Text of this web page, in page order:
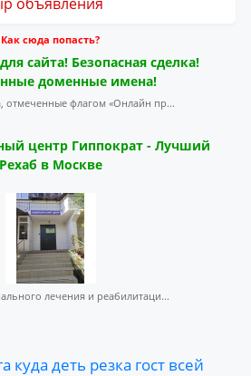
объявления
Как сюда попасть?
сайта! Безопасная сделка!
доменные имена!
отмеченные флагом «Онлайн пр...
центр Гиппократ - Лучший
Рехаб в Москве
лечения и реабилитаци...
куда деть резка гост всей